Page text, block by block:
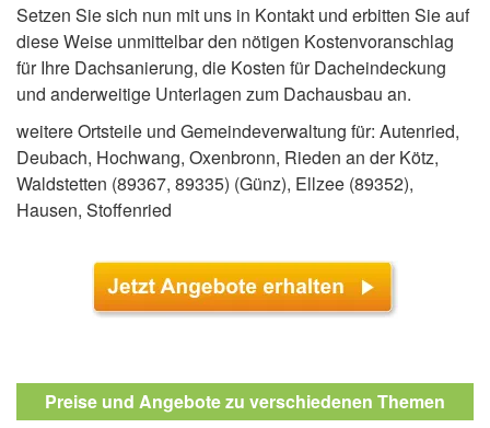
Setzen Sie sich nun mit uns in Kontakt und erbitten Sie auf
diese Weise unmittelbar den nötigen Kostenvoranschlag
für Ihre Dachsanierung, die Kosten für Dacheindeckung
und anderweitige Unterlagen zum Dachausbau an.
weitere Ortsteile und Gemeindeverwaltung für: Autenried,
Deubach, Hochwang, Oxenbronn, Rieden an der Kötz,
Waldstetten (89367, 89335) (Günz), Ellzee (89352),
Hausen, Stoffenried
Preise und Angebote zu verschiedenen Themen